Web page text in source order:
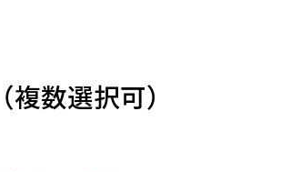
数選択可）